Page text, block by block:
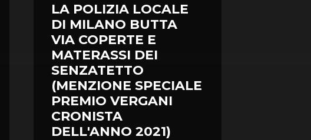
LA POLIZIA LOCALE
DI MILANO BUTTA
VIA COPERTE E
MATERASSI DEI
SENZATETTO
(MENZIONE SPECIALE
PREMIO VERGANI
CRONISTA
DELL'ANNO 2021)